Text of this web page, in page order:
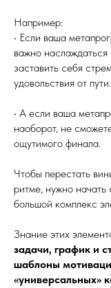
Например:
• Если ваша
важно
заставить себя
удовольствия от пути.
• А если ваша
наоборот, не
ощутимого финала.
Чтобы перестать
ритме, нужно
большой комплекс
Знание этих
задачи, график и
шаблоны
«универсальных»